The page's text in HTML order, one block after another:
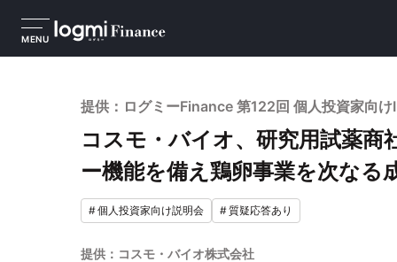
MENU
提供：ログミーFinance 第122回 個人投資家向
コスモ・バイオ、研究用試薬
ー機能を備え鶏卵事業を次なる
#個人投資家向け説明会 #質疑応答あり
提供：コスモ・バイオ株式会社